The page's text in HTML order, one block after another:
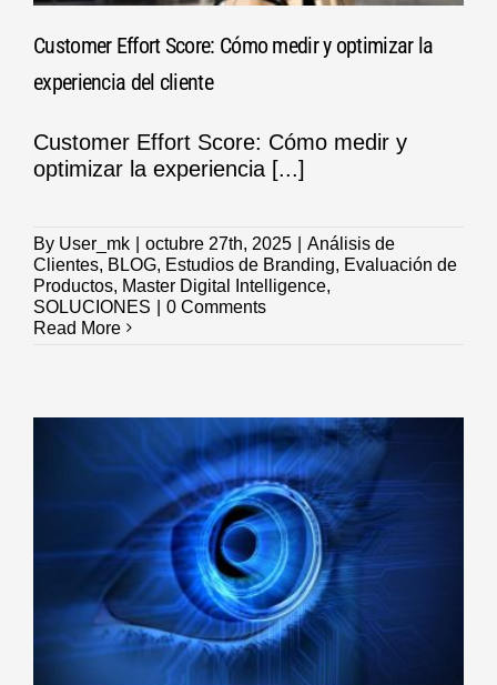
Customer Effort Score: Cómo medir y optimizar la
experiencia del cliente
Customer Effort Score: Cómo medir y
optimizar la experiencia [...]
By User_mk octubre 27th, 2025
Análisis de
Clientes, BLOG, Estudios de Branding, Evaluación de
Productos, Master Digital Intelligence,
SOLUCIONES
0 Comments
Read More